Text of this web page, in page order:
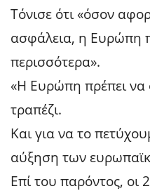
Τόνισε ότι «όσον
ασφάλεια, η Ευρώπη
περισσότερα».
«Η Ευρώπη πρέπει να
τραπέζι.
Και για να το
αύξηση των
Επί του παρόντος, οι